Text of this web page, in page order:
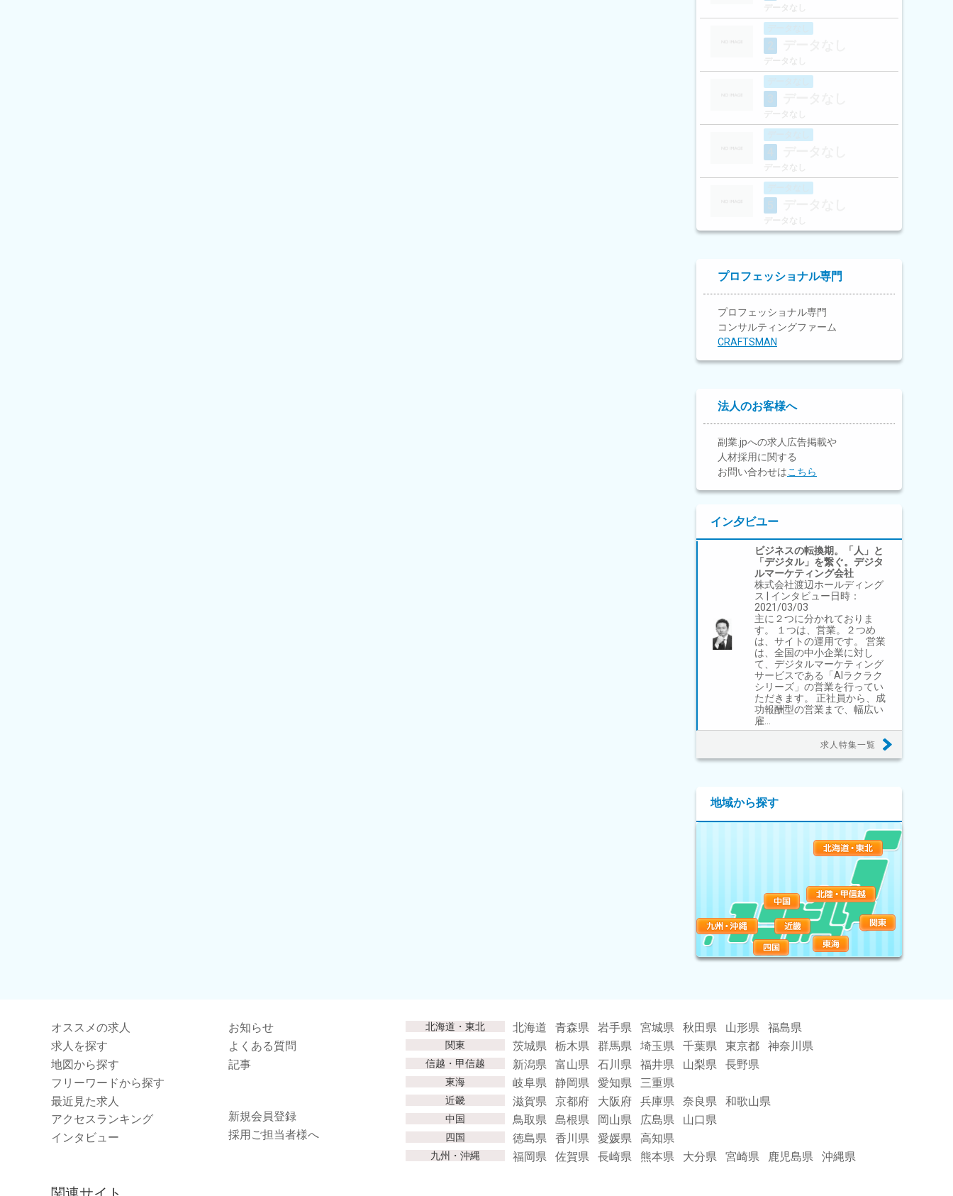
プロフェッショナル専門
プロフェッショナル専門
コンサルティングファーム
CRAFTSMAN
法人のお客様へ
副業.jpへの求人広告掲載や
人材採用に関する
お問い合わせはこちら
イン夕ビユー
ビジネスの転換期。「人」と
「デジタル」を繋ぐ。デジタ
ルマーケティング会社
株式会社渡辺ホールディング
ス | インタビュー日時：
2021/03/03
主に２つに分かれておりま
す。 １つは、営業。２つめ
は、サイトの運用です。 営業
は、全国の中小企業に対し
て、デジタルマーケティング
サービスである「AIラクラク
シリーズ」の営業を行ってい
ただきます。 正社員から、成
功報酬型の営業まで、幅広い
雇…
求人特集一覧
地域から探す
オススメの求人
求人を探す
地図から探す
フリーワードから探す
最近見た求人
アクセスランキング
インタビュー
お知らせ
よくある質問
記事
新規会員登録
採用ご担当者様へ
北海道・東北 北海道 青森県 岩手県 宮城県 秋田県 山形県 福島県
関東 茨城県 栃木県 群馬県 埼玉県 千葉県 東京都 神奈川県
信越・甲信越 新潟県 富山県 石川県 福井県 山梨県 長野県
東海 岐阜県 静岡県 愛知県 三重県
近畿 滋賀県 京都府 大阪府 兵庫県 奈良県 和歌山県
中国 鳥取県 島根県 岡山県 広島県 山口県
四国 徳島県 香川県 愛媛県 高知県
九州・沖縄 福岡県 佐賀県 長崎県 熊本県 大分県 宮崎県 鹿児島県 沖縄県